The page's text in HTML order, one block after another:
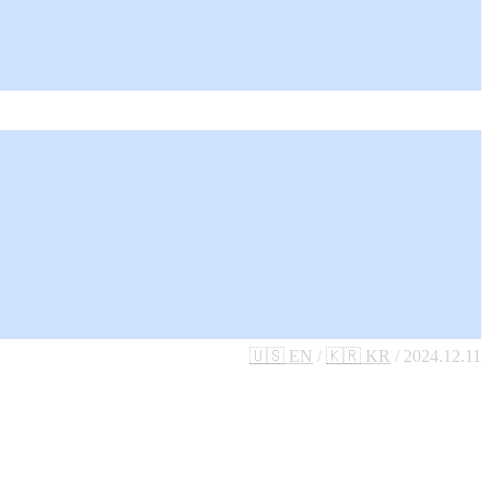
🇺🇸 EN / 🇰🇷 KR / 2024.12.11